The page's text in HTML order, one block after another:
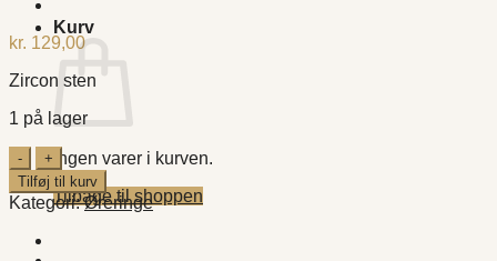
Kurv
Ingen varer i kurven.
Tilbage til shoppen
kr. 129,00
Zircon sten
1 på lager
Blue
Lagoon
antal
Tilføj til kurv
Kategori:Øreringe